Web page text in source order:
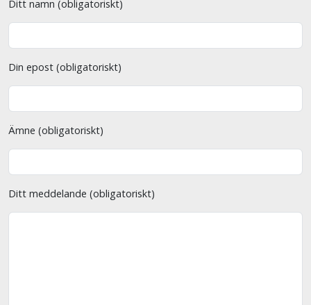
Ditt namn (obligatoriskt)
Din epost (obligatoriskt)
Ämne (obligatoriskt)
Ditt meddelande (obligatoriskt)